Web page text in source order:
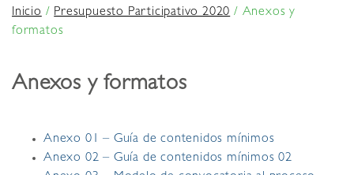
Inicio/Presupuesto Participativo 2020/ Anexos y
formatos
Anexos y formatos
Anexo 01 – Guía de contenidos mínimos
Anexo 02 – Guía de contenidos mínimos 02